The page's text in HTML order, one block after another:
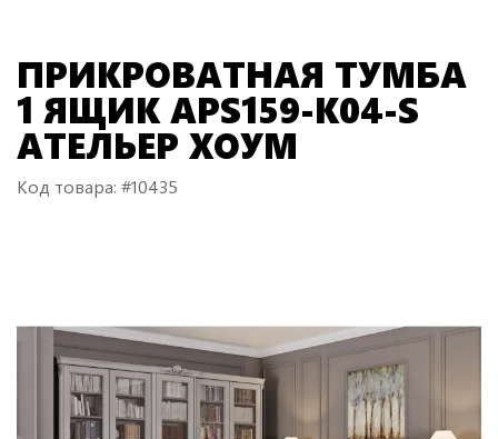
ПРИКРОВАТНАЯ ТУМБА
1 ЯЩИК APS159-K04-S
АТЕЛЬЕР ХОУМ
Код товара: #10435